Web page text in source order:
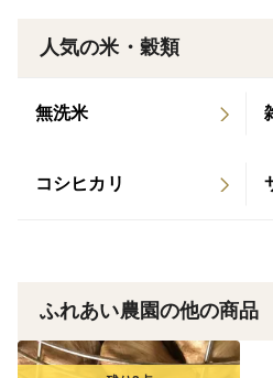
人気の米・穀類
無洗米
コシヒカリ
ふれあい農園の他の商品